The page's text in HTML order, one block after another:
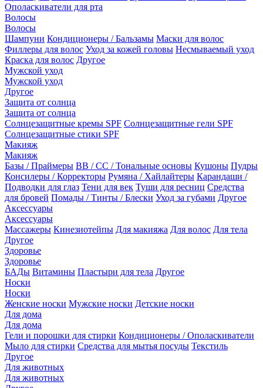
Ополаскиватели для рта
Волосы
Волосы
Шампуни Кондиционеры / Бальзамы Маски для волос
Филлеры для волос Уход за кожей головы Несмываемый уход
Краска для волос Другое
Мужской уход
Мужской уход
Другое
Защита от солнца
Защита от солнца
Солнцезащитные кремы SPF Солнцезащитные гели SPF
Солнцезащитные стики SPF
Макияж
Макияж
Базы / Праймеры BB / CC / Тональные основы Кушоны Пудры
Консилеры / Корректоры Румяна / Хайлайтеры Карандаши /
Подводки для глаз Тени для век Туши для ресниц Средства
для бровей Помады / Тинты / Блески Уход за губами Другое
Аксессуары
Аксессуары
Массажеры Кинезиотейпы Для макияжа Для волос Для тела
Другое
Здоровье
Здоровье
БАДы Витамины Пластыри для тела Другое
Носки
Носки
Женские носки Мужские носки Детские носки
Для дома
Для дома
Гели и порошки для стирки Кондиционеры / Ополаскиватели
Мыло для стирки Средства для мытья посуды Текстиль
Другое
Для животных
Для животных